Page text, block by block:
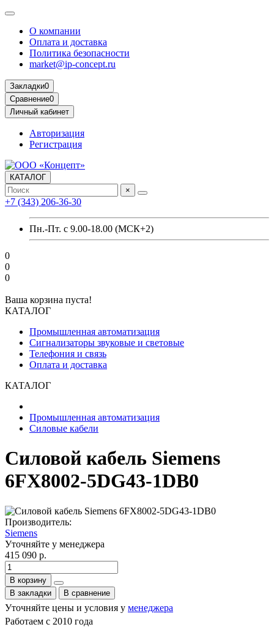
О компании
Оплата и доставка
Политика безопасности
market@ip-concept.ru
Закладки0
Сравнение0
Личный кабинет
Авторизация
Регистрация
КАТАЛОГ
×
+7 (343) 206-36-30
Пн.-Пт. с 9.00-18.00 (МСК+2)
0
0
0
Ваша корзина пуста!
КАТАЛОГ
Промышленная автоматизация
Сигнализаторы звуковые и световые
Телефония и связь
Оплата и доставка
КАТАЛОГ
Промышленная автоматизация
Силовые кабели
Силовой кабель Siemens
6FX8002-5DG43-1DB0
Производитель:
Siemens
Уточняйте у менеджера
415 090 р.
В корзину
В закладки
В сравнение
Уточняйте цены и условия у менеджера
Работаем с 2010 года